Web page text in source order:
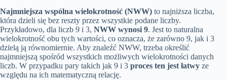
Najmniejsza wspólna wielokrotność (NWW) to najniższa liczba,
która dzieli się bez reszty przez wszystkie podane liczby.
Przykładowo, dla liczb 9 i 3, NWW wynosi 9. Jest to naturalna
wielokrotność obu tych wartości, co oznacza, że zarówno 9, jak i 3
dzielą ją równomiernie. Aby znaleźć NWW, trzeba określić
najmniejszą spośród wszystkich możliwych wielokrotności danych
liczb. W przypadku pary takich jak 9 i 3 proces ten jest łatwy ze
względu na ich matematyczną relację.